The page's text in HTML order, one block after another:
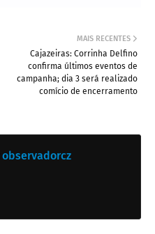
MAIS RECENTES
Cajazeiras: Corrinha Delfino
confirma últimos eventos de
campanha; dia 3 será realizado
comício de encerramento
observadorcz